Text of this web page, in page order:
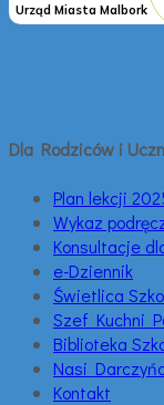
Dla Rodziców i
Plan lekcji
Wykaz
Konsultacje
e-Dziennik
Świetlica
Szef Kuchni
Biblioteka
Nasi
Kontakt